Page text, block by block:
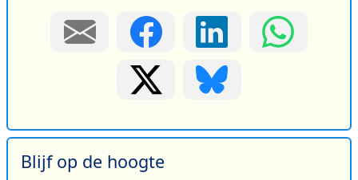
Blijf op de hoogte